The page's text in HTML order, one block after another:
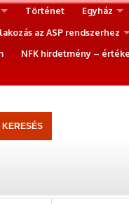
Történet Egyház
az ASP rendszerhez
NFK hirdetmény –